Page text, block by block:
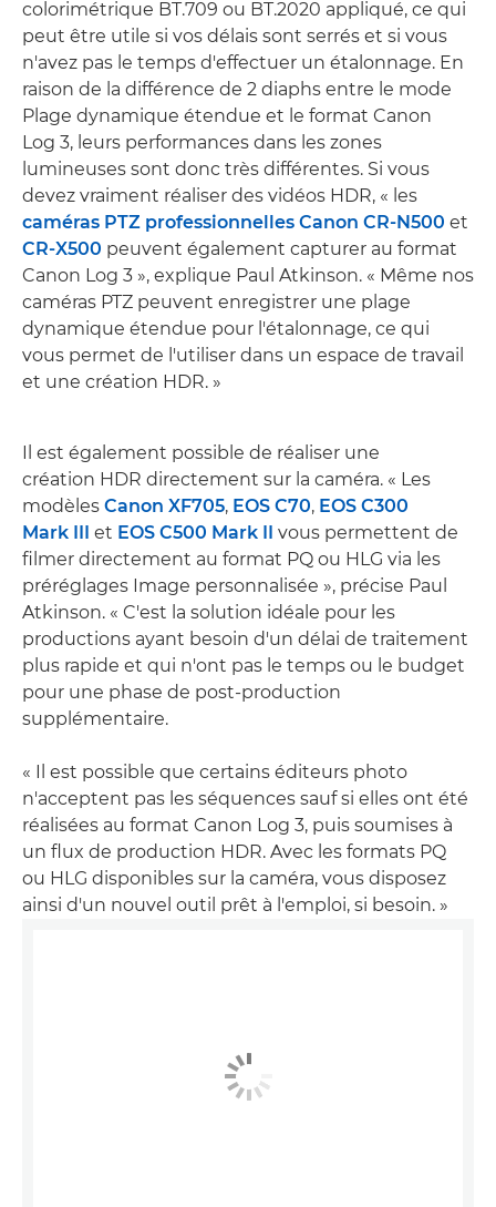
colorimétrique BT.709 ou BT.2020 appliqué, ce qui
peut être utile si vos délais sont serrés et si vous
n'avez pas le temps d'effectuer un étalonnage. En
raison de la différence de 2 diaphs entre le mode
Plage dynamique étendue et le format Canon
Log 3, leurs performances dans les zones
lumineuses sont donc très différentes. Si vous
devez vraiment réaliser des vidéos HDR, « les
caméras PTZ professionnelles Canon CR-N500 et
CR-X500 peuvent également capturer au format
Canon Log 3 », explique Paul Atkinson. « Même nos
caméras PTZ peuvent enregistrer une plage
dynamique étendue pour l'étalonnage, ce qui
vous permet de l'utiliser dans un espace de travail
et une création HDR. »
Il est également possible de réaliser une
création HDR directement sur la caméra. « Les
modèles Canon XF705, EOS C70, EOS C300
Mark III et EOS C500 Mark II vous permettent de
filmer directement au format PQ ou HLG via les
préréglages Image personnalisée », précise Paul
Atkinson. « C'est la solution idéale pour les
productions ayant besoin d'un délai de traitement
plus rapide et qui n'ont pas le temps ou le budget
pour une phase de post-production
supplémentaire.
« Il est possible que certains éditeurs photo
n'acceptent pas les séquences sauf si elles ont été
réalisées au format Canon Log 3, puis soumises à
un flux de production HDR. Avec les formats PQ
ou HLG disponibles sur la caméra, vous disposez
ainsi d'un nouvel outil prêt à l'emploi, si besoin. »